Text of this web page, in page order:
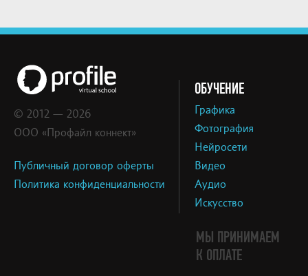
© 2012 — 2026
ООО «Профайл коннект»
Публичный договор оферты
Политика конфиденциальности
ОБУЧЕНИЕ
Графика
Фотография
Нейросети
Видео
Аудио
Искусство
МЫ ПРИНИМАЕМ
К ОПЛАТЕ